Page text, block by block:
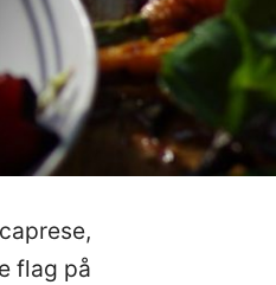
flag på